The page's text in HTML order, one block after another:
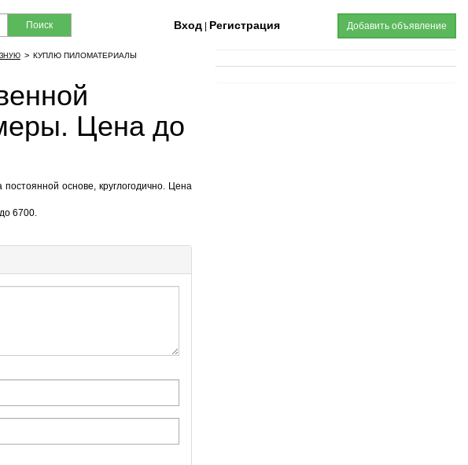
Поиск Вход Регистрация Добавить объявление
> КУПЛЮ ПИЛОМАТЕРИАЛЫ
Цена до
основе, круглогодично. Цена
6700.